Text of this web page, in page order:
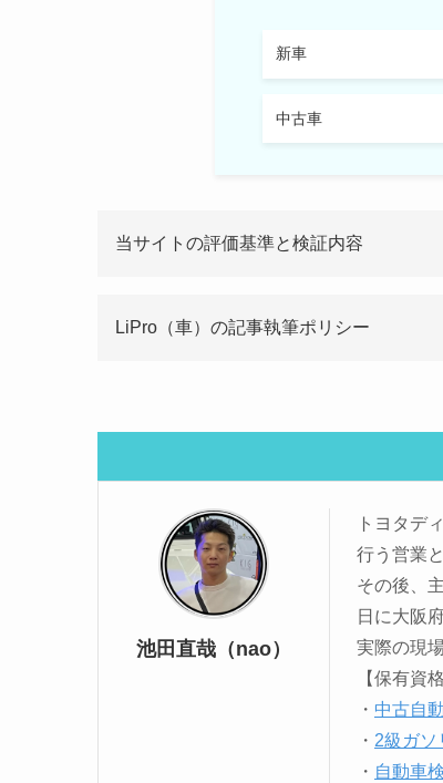
新車
中古車
当サイトの評価基準と検証内容
LiPro（車）の記事執筆ポリシー
池田直哉（nao）
トヨタデ
行う営業
その後、
日に大阪
実際の現
【保有資格
・ 中古自
・ 2級ガソ
・ 自動車